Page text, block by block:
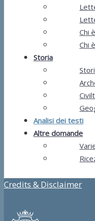
Chi
Chi
Storia
Analisi dei testi
Altre domande
Credits & Disclaimer